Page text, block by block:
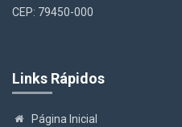
CEP: 79450-000
Links Rápidos
Página Inicial